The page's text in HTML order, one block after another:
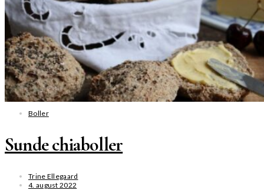
Boller
Sunde chiaboller
Trine Ellegaard
4. august 2022